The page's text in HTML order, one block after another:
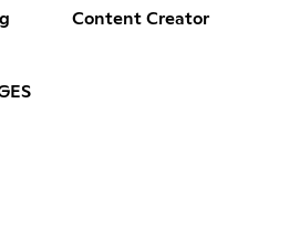
Content Creator